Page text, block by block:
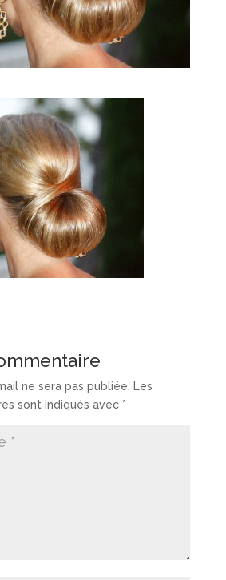
ne sera pas publiée.
Les
sont indiqués avec *